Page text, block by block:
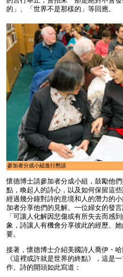
的」、「世界不是那樣的」等回應。
參加者分成小組進行懇談
懷德博士請參加者分成小組，鼓勵他
點，喚起人的詩心，以及如何保留這
經過幾分鐘對詩的意境和人的潛力的
加者分享他們的見解。一位婦女的發
「可讓人化解因悲傷或有所失去而感
象，詩讓人有機會分享彼此的經歷。
要。
接著，懷德博士介紹美國詩人喬伊・
《這裡或許就是世界的終點》，這是
作。詩的開頭如此寫道：